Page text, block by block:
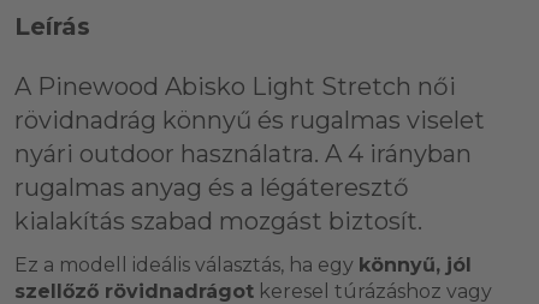
Leírás
A Pinewood Abisko Light Stretch női
rövidnadrág könnyű és rugalmas viselet
nyári outdoor használatra. A 4 irányban
rugalmas anyag és a légáteresztő
kialakítás szabad mozgást biztosít.
Ez a modell ideális választás, ha egy könnyű, jól
szellőző rövidnadrágot keresel túrázáshoz vagy